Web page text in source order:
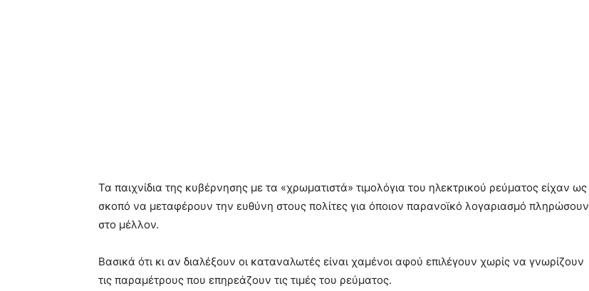
Τα παιχνίδια της κυβέρνησης με τα «χρωματιστά» τιμολόγια του ηλεκτρικού ρεύματος είχαν ως
σκοπό να μεταφέρουν την ευθύνη στους πολίτες για όποιον παρανοϊκό λογαριασμό πληρώσουν
στο μέλλον.
Βασικά ότι κι αν διαλέξουν οι καταναλωτές είναι χαμένοι αφού επιλέγουν χωρίς να γνωρίζουν
τις παραμέτρους που επηρεάζουν τις τιμές του ρεύματος.